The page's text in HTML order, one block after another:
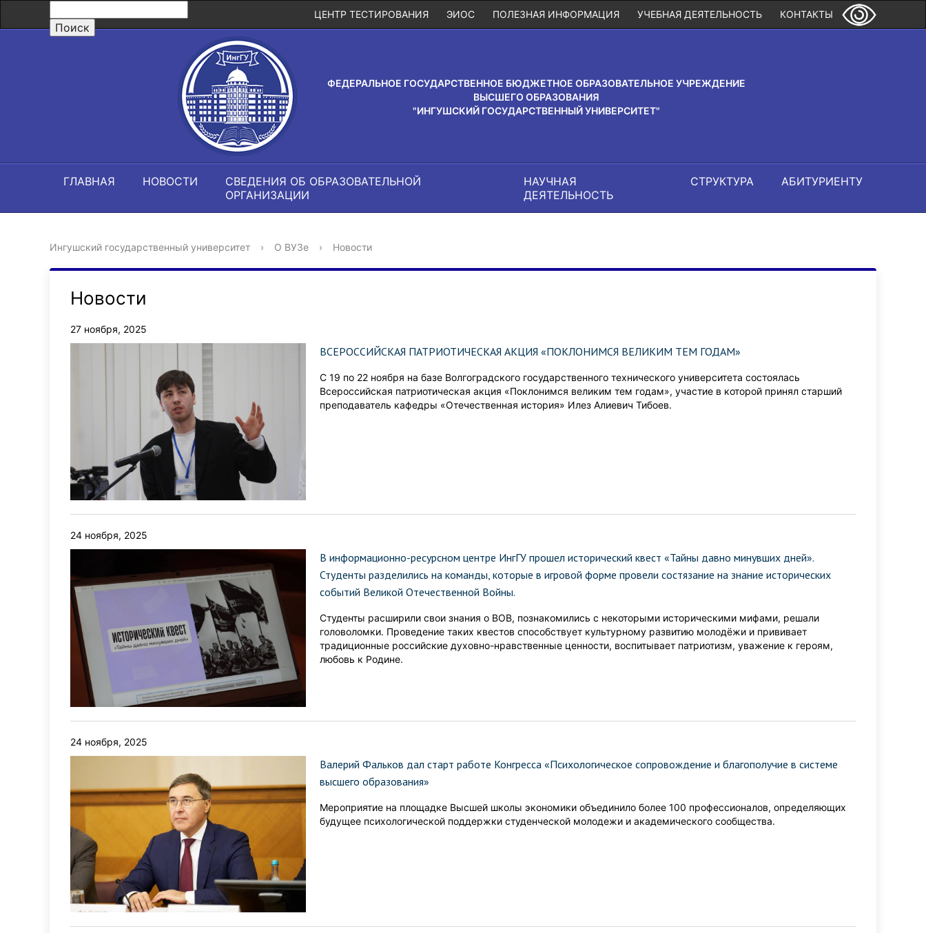
КОНТАКТЫ
УЧЕБНАЯ ДЕЯТЕЛЬНОСТЬ
ПОЛЕЗНАЯ ИНФОРМАЦИЯ
ЭИОС
ЦЕНТР ТЕСТИРОВАНИЯ
ФЕДЕРАЛЬНОЕ ГОСУДАРСТВЕННОЕ БЮДЖЕТНОЕ ОБРАЗОВАТЕЛЬНОЕ УЧРЕЖДЕНИЕ
ВЫСШЕГО ОБРАЗОВАНИЯ
"ИНГУШСКИЙ ГОСУДАРСТВЕННЫЙ УНИВЕРСИТЕТ"
ГЛАВНАЯ НОВОСТИ
СВЕДЕНИЯ ОБ ОБРАЗОВАТЕЛЬНОЙ
ОРГАНИЗАЦИИ
НАУЧНАЯ
ДЕЯТЕЛЬНОСТЬ
СТРУКТУРА АБИТУРИЕНТУ
Ингушский государственный университет › О ВУЗе › Новости
Новости
27 ноября, 2025
ВСЕРОССИЙСКАЯ ПАТРИОТИЧЕСКАЯ АКЦИЯ «ПОКЛОНИМСЯ ВЕЛИКИМ ТЕМ ГОДАМ»
С 19 по 22 ноября на базе Волгоградского государственного технического университета состоялась
Всероссийская патриотическая акция «Поклонимся великим тем годам», участие в которой принял старший
преподаватель кафедры «Отечественная история» Илез Алиевич Тибоев.
24 ноября, 2025
В информационно-ресурсном центре ИнгГУ прошел исторический квест «Тайны давно минувших дней».
Студенты разделились на команды, которые в игровой форме провели состязание на знание исторических
событий Великой Отечественной Войны.
Студенты расширили свои знания о ВОВ, познакомились с некоторыми историческими мифами, решали
головоломки. Проведение таких квестов способствует культурному развитию молодёжи и прививает
традиционные российские духовно-нравственные ценности, воспитывает патриотизм, уважение к героям,
любовь к Родине.
24 ноября, 2025
Валерий Фальков дал старт работе Конгресса «Психологическое сопровождение и благополучие в системе
высшего образования»
Мероприятие на площадке Высшей школы экономики объединило более 100 профессионалов, определяющих
будущее психологической поддержки студенческой молодежи и академического сообщества.